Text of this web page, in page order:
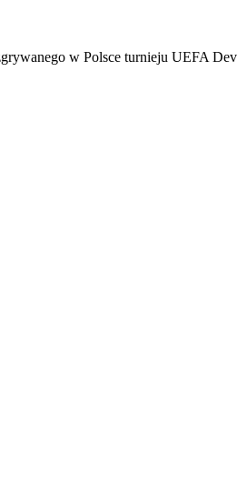
w Polsce turnieju UEFA